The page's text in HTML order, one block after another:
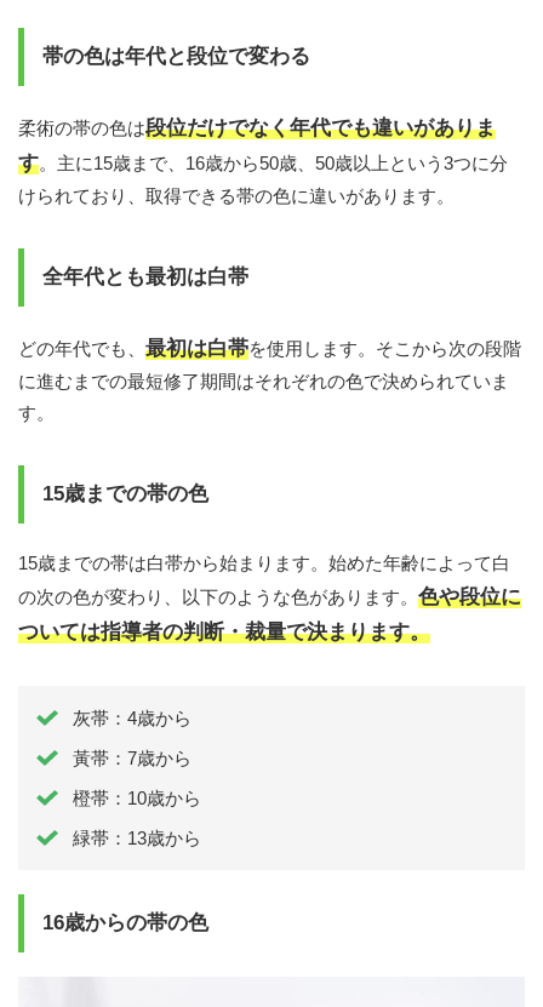
帯の色は年代と段位で変わる
柔術の帯の色は段位だけでなく年代でも違いがありま
す。主に15歳まで、16歳から50歳、50歳以上という3つに分
けられており、取得できる帯の色に違いがあります。
全年代とも最初は白帯
どの年代でも、 最初は白帯を使用します。そこから次の段階
に進むまでの最短修了期間はそれぞれの色で決められていま
す。
15歳までの帯の色
15歳までの帯は白帯から始まります。始めた年齢によって白
の次の色が変わり、以下のような色があります。 色や段位に
ついては指導者の判断・裁量で決まります。
灰帯：4歳から
黃帯：7歳から
橙帯：10歳から
緑帯：13歳から
16歳からの帯の色